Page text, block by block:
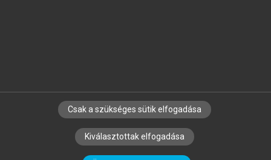
SZERZŐKNEK CÉGEKNEK KÖNYVTÁROSOKNAK
SZERKESZTÉSI ÉS LEKTORÁLÁSI ALAPELVEK
Csak a szükséges sütik elfogadása
Kiválasztottak elfogadása